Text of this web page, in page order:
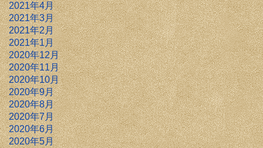
2021年4月
2021年3月
2021年2月
2021年1月
2020年12月
2020年11月
2020年10月
2020年9月
2020年8月
2020年7月
2020年6月
2020年5月